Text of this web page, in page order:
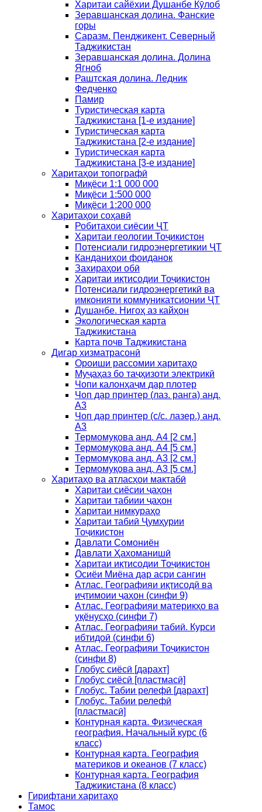
Харитаи сайёхии Душанбе Кӯлоб
Зеравшанская долина. Фанские
горы
Саразм. Пенджикент. Северный
Таджикистан
Зеравшанская долина. Долина
Ягноб
Раштская долина. Ледник
Федченко
Памир
Туристическая карта
Таджикистана [1-е издание]
Туристическая карта
Таджикистана [2-е издание]
Туристическая карта
Таджикистана [3-е издание]
Харитаҳои топографӣ
Миқёси 1:1 000 000
Миқёси 1:500 000
Миқёси 1:200 000
Харитаҳои соҳавӣ
Робитаҳои сиёсии ҶТ
Харитаи геологии Тоҷикистон
Потенсиали гидроэнергетикии ҶТ
Канданиҳои фоиданок
Захираҳои обӣ
Харитаи иқтисодии Тоҷикистон
Потенсиали гидроэнергетикӣ ва
имконияти коммуникатсионии ҶТ
Душанбе. Нигоҳ аз кайҳон
Экологическая карта
Таджикистана
Карта почв Таджикистана
Дигар хизматрасонӣ
Ороиши рассомии харитаҳо
Муҷаҳаз бо таҷҳизоти электрикӣ
Чопи калонҳаҷм дар плотер
Чоп дар принтер (лаз. ранга) анд.
А3
Чоп дар принтер (с/с. лазер.) анд.
А3
Термомуқова анд. А4 [2 см.]
Термомуқова анд. А4 [5 см.]
Термомуқова анд. А3 [2 см.]
Термомуқова анд. А3 [5 см.]
Харитаҳо ва атласҳои мактабӣ
Харитаи сиёсии ҷаҳон
Харитаи табиии ҷаҳон
Харитаи нимкураҳо
Харитаи табиӣ Ҷумҳурии
Тоҷикистон
Давлати Сомониён
Давлати Ҳахоманишӣ
Харитаи иқтисодии Тоҷикистон
Осиёи Миёна дар асри сангин
Атлас. Географияи иқтисодӣ ва
иҷтимоии ҷаҳон (синфи 9)
Атлас. Географияи материкҳо ва
уқёнусҳо (синфи 7)
Атлас. Географияи табиӣ. Курси
ибтидоӣ (синфи 6)
Атлас. Географияи Тоҷикистон
(синфи 8)
Глобус сиёсӣ [дарахт]
Глобус сиёсӣ [пластмасӣ]
Глобус. Табии релефӣ [дарахт]
Глобус. Табии релефӣ
[пластмасӣ]
Контурная карта. Физическая
география. Начальный курс (6
класс)
Контурная карта. География
материков и океанов (7 класс)
Контурная карта. География
Таджикистана (8 класс)
Гирифтани харитаҳо
Тамос